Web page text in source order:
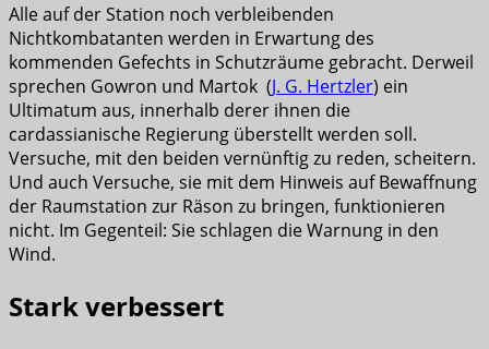
Alle auf der Station noch verbleibenden
Nichtkombatanten werden in Erwartung des
kommenden Gefechts in Schutzräume gebracht. Derweil
sprechen Gowron und Martok (J. G. Hertzler) ein
Ultimatum aus, innerhalb derer ihnen die
cardassianische Regierung überstellt werden soll.
Versuche, mit den beiden vernünftig zu reden, scheitern.
Und auch Versuche, sie mit dem Hinweis auf Bewaffnung
der Raumstation zur Räson zu bringen, funktionieren
nicht. Im Gegenteil: Sie schlagen die Warnung in den
Wind.
Stark verbessert